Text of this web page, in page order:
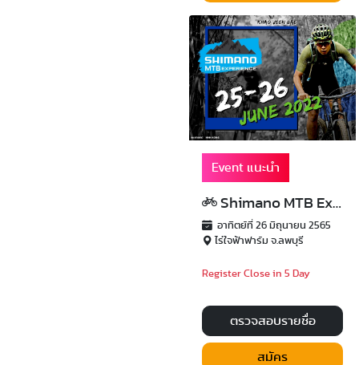
Event แนะนำ
Shimano MTB Experience 2022
อาทิตย์ที่ 26 มิถุนายน 2565
ไร่ใจฟ้าฟาร์ม จ.ลพบุรี
Register Close in 5 Day
ตรวจสอบรายชื่อ
สมัคร